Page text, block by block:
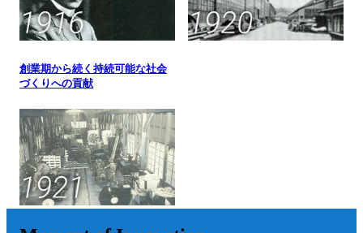
創業期から続く持続可能な社会
づくりへの貢献